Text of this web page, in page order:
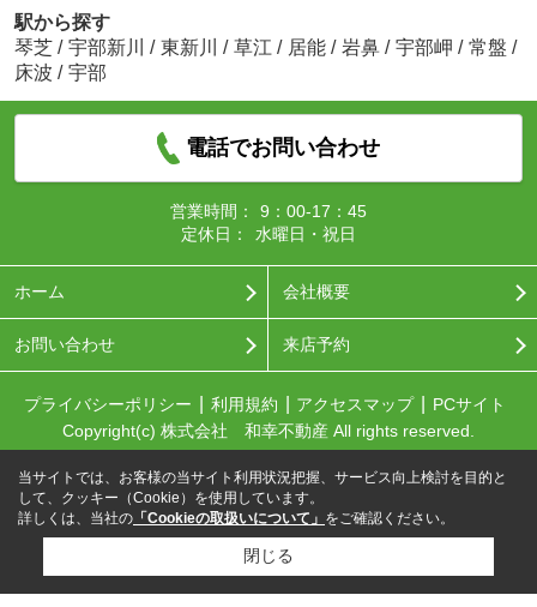
駅から探す
琴芝 / 宇部新川 / 東新川 / 草江 / 居能 / 岩鼻 / 宇部岬 / 常盤 /
床波 / 宇部
電話でお問い合わせ
営業時間：
9：00-17：45
定休日：
水曜日・祝日
ホーム 会社概要
お問い合わせ 来店予約
プライバシーポリシー 利用規約 アクセスマップ
PCサイト
Copyright(c) 株式会社 和幸不動産 All rights reserved.
当サイトでは、お客様の当サイト利用状況把握、サービス向上検討を目的と
して、クッキー（Cookie）を使用しています。
詳しくは、当社の 「Cookieの取扱いについて」 をご確認ください。
閉じる